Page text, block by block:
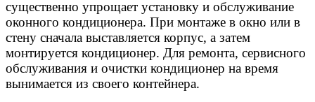
существенно упрощает установку и обслуживание
оконного кондиционера. При монтаже в окно или в
стену сначала выставляется корпус, а затем
монтируется кондиционер. Для ремонта, сервисного
обслуживания и очистки кондиционер на время
вынимается из своего контейнера.